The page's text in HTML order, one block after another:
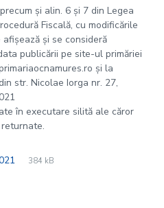
și alin. 6 și 7 din Legea
Fiscală, cu modificările
și se consideră
publicării pe site-ul primăriei
și la
str. Nicolae Iorga nr. 27,
în executare silită ale căror
File
pdf
File
384 kB